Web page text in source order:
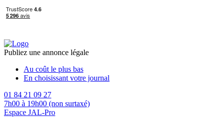
Publiez une annonce légale
Au coût le plus bas
En choisissant votre journal
01 84 21 09 27
7h00 à 19h00 (non surtaxé)
Espace JAL-Pro